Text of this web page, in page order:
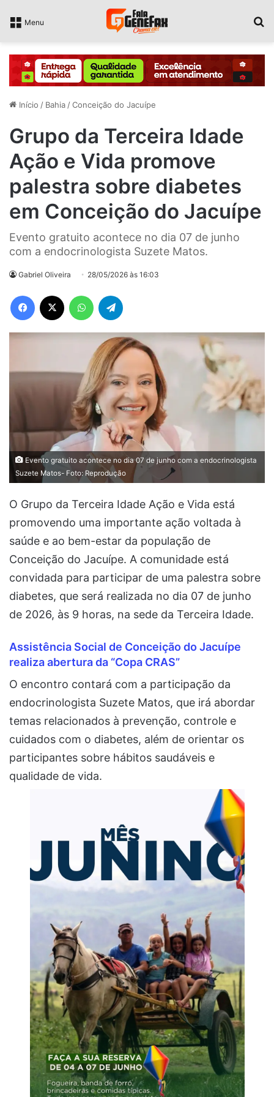
Menu
Início / Bahia /Conceição do Jacuípe
Grupo da Terceira Idade
Ação e Vida promove
palestra sobre diabetes
em Conceição do Jacuípe
Evento gratuito acontece no dia 07 de junho
com a endocrinologista Suzete Matos.
Gabriel Oliveira 28/05/2026 às 16:03
Facebook WhatsApp
Evento gratuito acontece no dia 07 de junho com a endocrinologista
Suzete Matos- Foto: Reprodução
O Grupo da Terceira Idade Ação e Vida está
promovendo uma importante ação voltada à
saúde e ao bem-estar da população de
Conceição do Jacuípe. A comunidade está
convidada para participar de uma palestra sobre
diabetes, que será realizada no dia 07 de junho
de 2026, às 9 horas, na sede da Terceira Idade.
Assistência Social de Conceição do Jacuípe
realiza abertura da “Copa CRAS”
O encontro contará com a participação da
endocrinologista Suzete Matos, que irá abordar
temas relacionados à prevenção, controle e
cuidados com o diabetes, além de orientar os
participantes sobre hábitos saudáveis e
qualidade de vida.